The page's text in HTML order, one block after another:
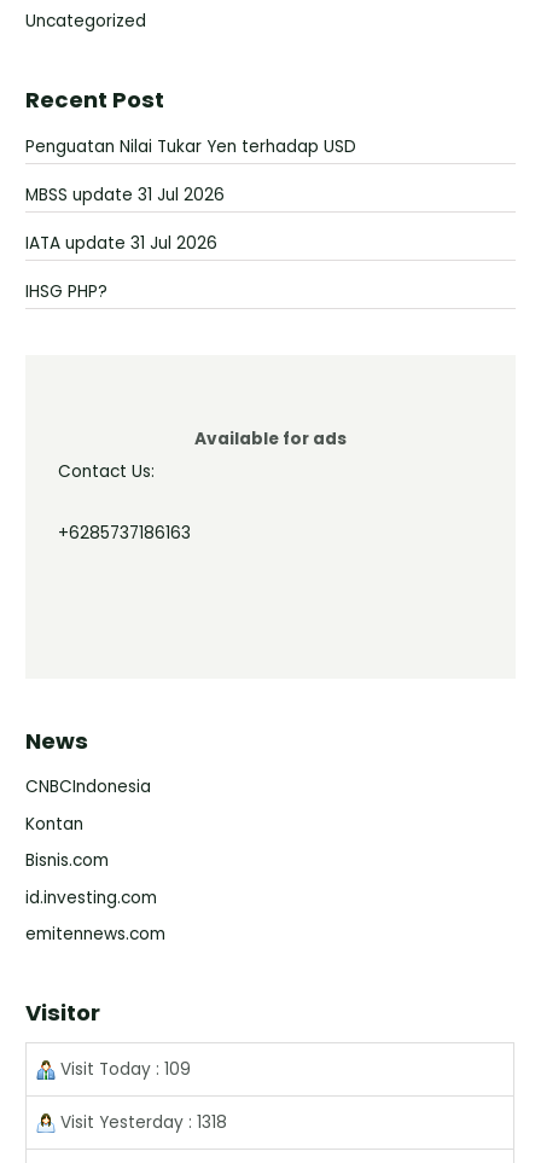
Uncategorized
Recent Post
Penguatan Nilai Tukar Yen terhadap USD
MBSS update 31 Jul 2026
IATA update 31 Jul 2026
IHSG PHP?
Available for ads
Contact Us:
+6285737186163
News
CNBCIndonesia
Kontan
Bisnis.com
id.investing.com
emitennews.com
Visitor
Visit Today : 109
Visit Yesterday : 1318